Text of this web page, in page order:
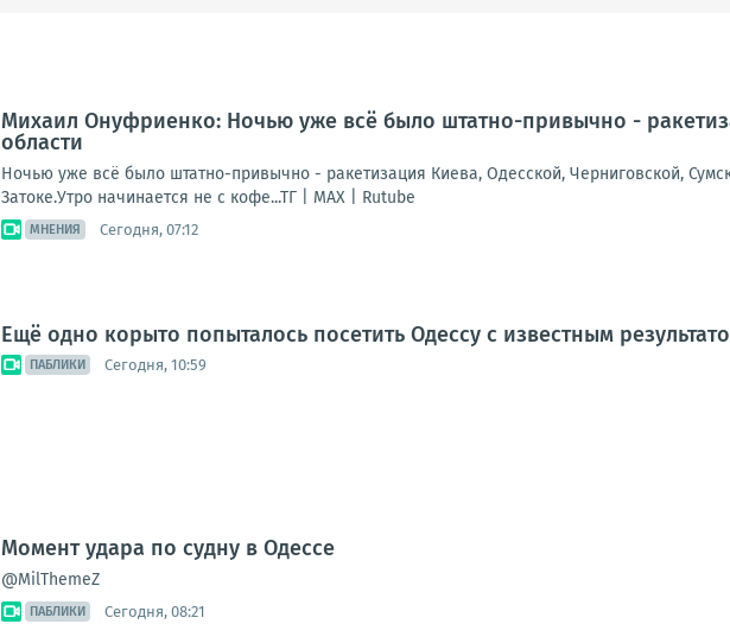
Михаил Онуфриенко: Ночью уже всё было штатно-привычно -
области
Ночью уже всё было штатно-привычно - ракетизация Киева, Одесской, Черниговской,
Затоке.Утро начинается не с кофе...ТГ | МАХ | Rutube
МНЕНИЯ Сегодня, 07:12
Ещё одно корыто попыталось посетить Одессу с известным
ПАБЛИКИ Сегодня, 10:59
Момент удара по судну в Одессе
@MilThemeZ
ПАБЛИКИ Сегодня, 08:21